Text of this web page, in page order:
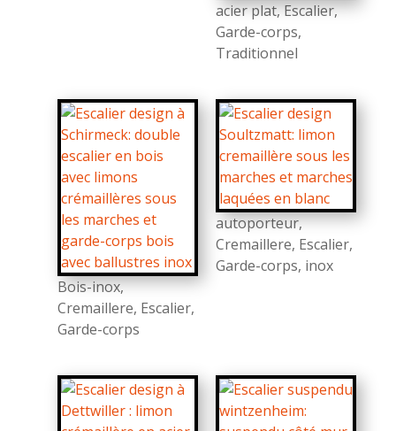
acier plat,Escalier,
Garde-corps,
Traditionnel
Bois-inox,
Cremaillere, Escalier,
Garde-corps
autoporteur,
Cremaillere, Escalier,
Garde-corps, inox